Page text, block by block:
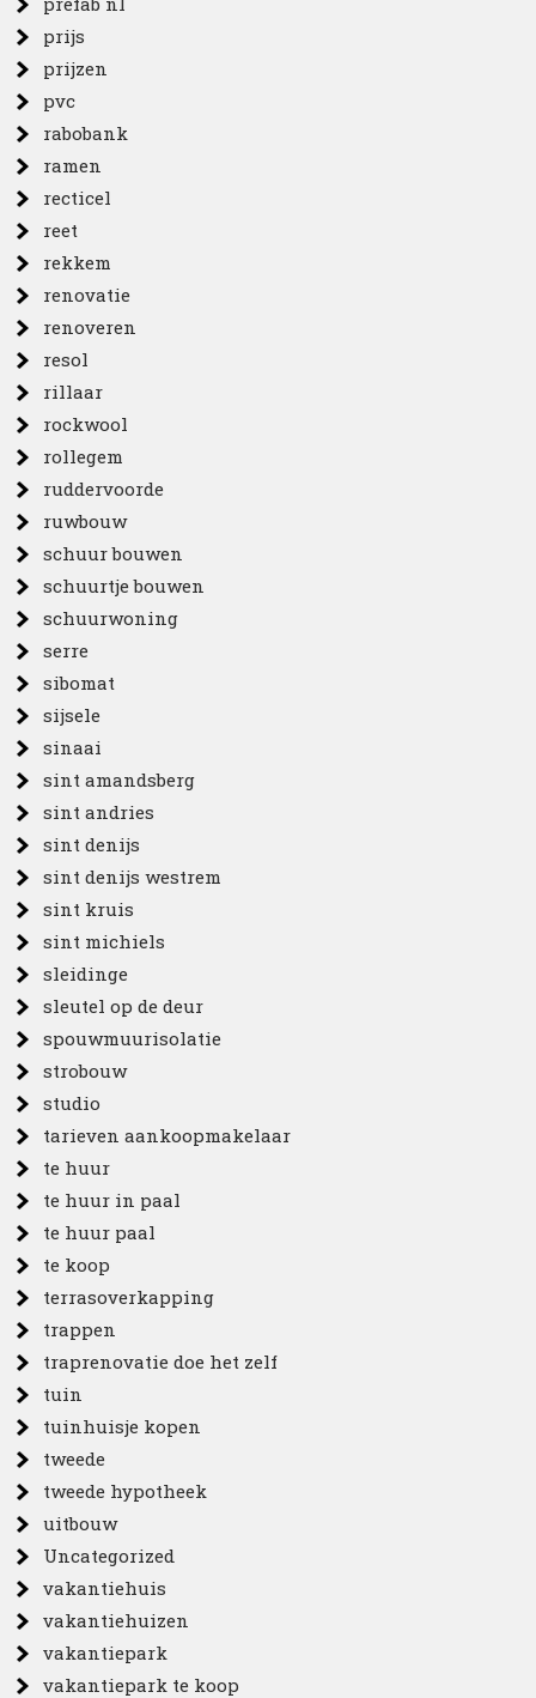
prijs
prijzen
pvc
rabobank
ramen
recticel
reet
rekkem
renovatie
renoveren
resol
rillaar
rockwool
rollegem
ruddervoorde
ruwbouw
schuur bouwen
schuurtje bouwen
schuurwoning
serre
sibomat
sijsele
sinaai
sint amandsberg
sint andries
sint denijs
sint denijs westrem
sint kruis
sint michiels
sleidinge
sleutel op de deur
spouwmuurisolatie
strobouw
studio
tarieven aankoopmakelaar
te huur
te huur in paal
te huur paal
te koop
terrasoverkapping
trappen
traprenovatie doe het zelf
tuin
tuinhuisje kopen
tweede
tweede hypotheek
uitbouw
Uncategorized
vakantiehuis
vakantiehuizen
vakantiepark
vakantiepark te koop